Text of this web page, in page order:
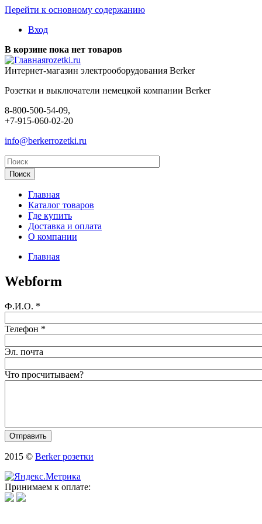
Перейти к основному содержанию
Вход
В корзине пока нет товаров
rozetki.ru
Интернет-магазин электрооборудования Berker
Розетки и выключатели немецкой компании Berker
8-800-500-54-09,
+7-915-060-02-20
info@berkerrozetki.ru
Главная
Каталог товаров
Где купить
Доставка и оплата
О компании
Главная
Webform
Ф.И.О. *
Телефон *
Эл. почта
Что просчитываем?
2015 © Berker розетки
Принимаем к оплате: